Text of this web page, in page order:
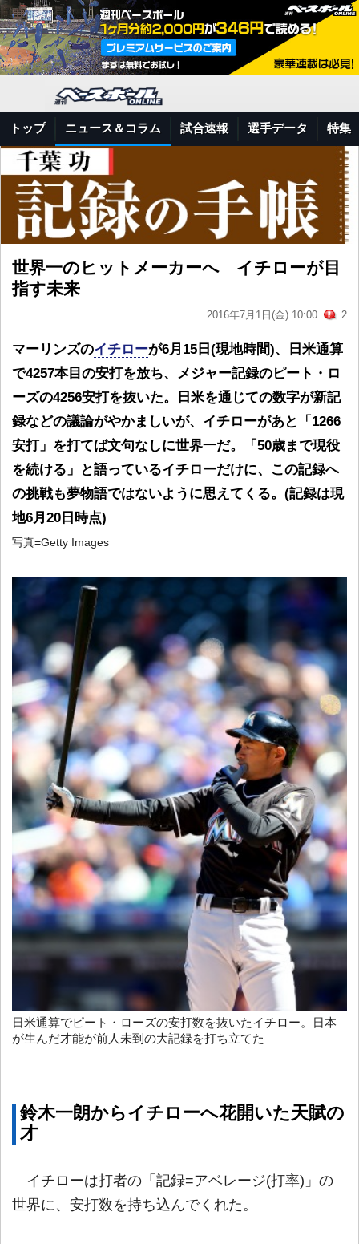
トップ ニュース＆コラム 試合速報 選手データ 特集
世界一のヒットメーカーへ イチローが目
指す未来
2016年7月1日(金) 10:00 2
マーリンズのイチローが6月15日(現地時間)、日米通算
で4257本目の安打を放ち、メジャー記録のピート・ロ
ーズの4256安打を抜いた。日米を通じての数字が新記
録などの議論がやかましいが、イチローがあと「1266
安打」を打てば文句なしに世界一だ。「50歳まで現役
を続ける」と語っているイチローだけに、この記録へ
の挑戦も夢物語ではないように思えてくる。(記録は現
地6月20日時点)
写真=Getty Images
日米通算でピート・ローズの安打数を抜いたイチロー。日本
が生んだ才能が前人未到の大記録を打ち立てた
鈴木一朗からイチローへ花開いた天賦の
才
イチローは打者の「記録=アベレージ(打率)」の
世界に、安打数を持ち込んでくれた。